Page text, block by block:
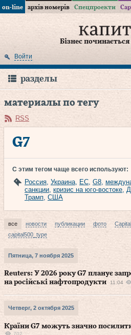
on-line архів номерів Спецпроекти
Бізнес
Войти
разделы
материалы по тегу
RSS
G7
С этим тегом чаще всего используют:
Россия, Украина, ЕС, G8,
санкции, кризис на юго-востоке,
Трамп, США
все новости публикации фото
capital500_type
Пятница, 7 ноября 2025
Reuters: У 2026 року G7 планує
на російські нафтопродукти
11:04
Четверг, 2 октября 2025
Країни G7 можуть значно посилити
702